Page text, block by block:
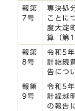
報第
7号
専決処
ことに
度大淀
算（第1
報第
8号
令和5
計継続
告につ
報第
9号
令和5
計繰越
の報告